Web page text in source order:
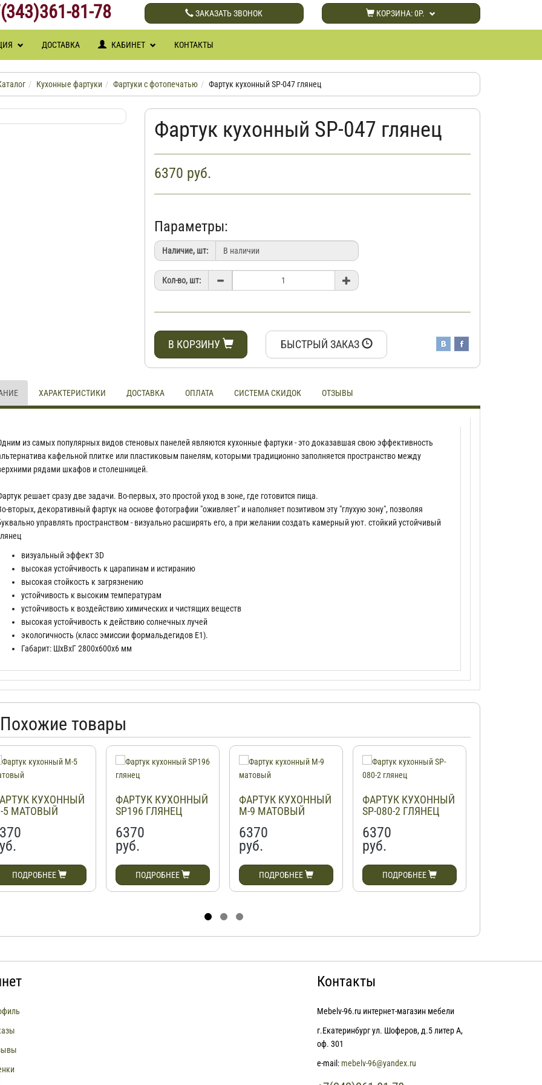
81-78 ЗАКАЗАТЬ ЗВОНОК КОРЗИНА:0Р.
ДОСТАВКА КАБИНЕТ КОНТАКТЫ
Кухонные фартуки Фартуки с фотопечатью Фартук кухонный SP-047 глянец
Фартук кухонный SP-047 глянец
6370 руб.
Параметры:
Наличие, шт:
Кол-во, шт:
В КОРЗИНУ БЫСТРЫЙ ЗАКАЗ
ХАРАКТЕРИСТИКИ ДОСТАВКА ОПЛАТА СИСТЕМА СКИДОК ОТЗЫВЫ
из самых популярных видов стеновых панелей являются кухонные фартуки - это доказавшая свою эффективность
кафельной плитке или пластиковым панелям, которыми традиционно заполняется пространство между
рядами шкафов и столешницей.
решает сразу две задачи. Во-первых, это простой уход в зоне, где готовится пища.
вторых, декоративный фартук на основе фотографии "оживляет" и наполняет позитивом эту "глухую зону", позволяя
управлять пространством - визуально расширять его, а при желании создать камерный уют. стойкий устойчивый
визуальный эффект 3D
высокая устойчивость к царапинам и истиранию
высокая стойкость к загрязнению
устойчивость к высоким температурам
устойчивость к воздействию химических и чистящих веществ
высокая устойчивость к действию солнечных лучей
экологичность (класс эмиссии формальдегидов Е1).
Габарит: ШхВхГ 2800х600х6 мм
товары
КУХОННЫЙ
5 МАТОВЫЙ
ПОДРОБНЕЕ
ФАРТУК КУХОННЫЙ
SP196 ГЛЯНЕЦ
6370
руб.
ПОДРОБНЕЕ
ФАРТУК КУХОННЫЙ
М-9 МАТОВЫЙ
6370
руб.
ПОДРОБНЕЕ
ФАРТУК КУХОННЫЙ
SP-080-2 ГЛЯНЕЦ
6370
руб.
ПОДРОБНЕЕ
Контакты
Mebelv-96.ru интернет-магазин мебели
г.Екатеринбург ул. Шоферов, д.5 литер А,
оф. 301
e-mail: mebelv-96@yandex.ru